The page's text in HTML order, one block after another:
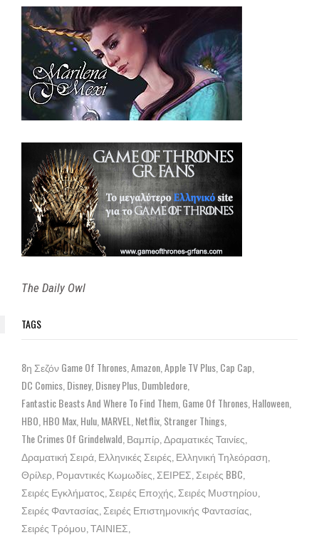
The Daily Owl
TAGS
8η Σεζόν Game Of Thrones Amazon Apple TV Plus Cap Cap
DC Comics Disney Disney Plus Dumbledore
Fantastic Beasts And Where To Find Them Game Of Thrones Halloween
HBO HBO Max Hulu MARVEL Netflix Stranger Things
The Crimes Of Grindelwald Βαμπίρ Δραματικές Ταινίες
Δραματική Σειρά Ελληνικές Σειρές Ελληνική Τηλεόραση
Θρίλερ Ρομαντικές Κωμωδίες ΣΕΙΡΕΣ Σειρές BBC
Σειρές Εγκλήματος Σειρές Εποχής Σειρές Μυστηρίου
Σειρές Φαντασίας Σειρές Επιστημονικής Φαντασίας
Σειρές Τρόμου ΤΑΙΝΙΕΣ